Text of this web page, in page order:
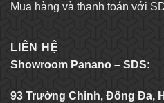
Mua hàng và thanh toán với
LIÊN HỆ
Showroom Panano – SDS:
93 Trường Chinh, Đống Đa,